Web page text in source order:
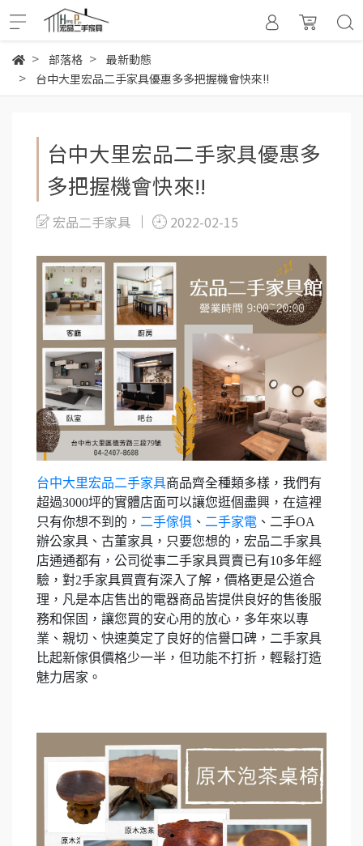
部落格
最新動態
台中大里宏品二手家具優惠多多把握機會快來!!
台中大里宏品二手家具優惠多
多把握機會快來!!
宏品二手家具 2022-02-15
台中大里宏品二手家具商品齊全種類多樣，我們有
超過3000坪的實體店面可以讓您逛個盡興，在這裡
只有你想不到的， 二手傢俱 、 二手家電 、二手OA
辦公家具、古董家具，只要您想的，宏品二手家具
店通通都有，公司從事二手家具買賣已有10多年經
驗，對2手家具買賣有深入了解，價格更是公道合
理，凡是本店售出的電器商品皆提供良好的售後服
務和保固，讓您買的安心用的放心，多年來以專
業、親切、快速奠定了良好的信譽口碑，二手家具
比起新傢俱價格少一半，但功能不打折，輕鬆打造
魅力居家。